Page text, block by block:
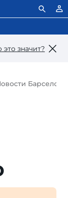
это значит?
Барселоны